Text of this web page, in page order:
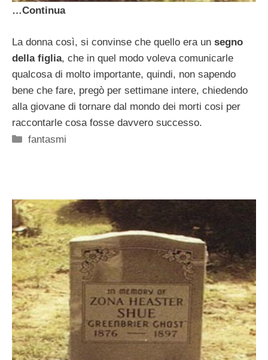
…Continua
La donna così, si convinse che quello era un segno
della figlia, che in quel modo voleva comunicarle
qualcosa di molto importante, quindi, non sapendo
bene che fare, pregò per settimane intere, chiedendo
alla giovane di tornare dal mondo dei morti cosi per
raccontarle cosa fosse davvero successo.
Categorie
fantasmi